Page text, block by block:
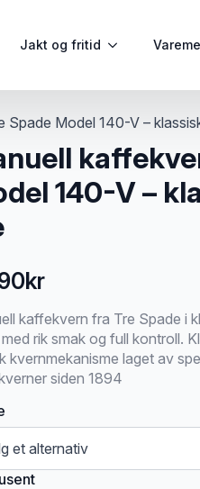
Jakt og fritid
Spade Model 140-V –
140-V –
kr
kaffekvern fra Tre Spade i
rik smak og full kontroll.
kvernmekanisme laget av
siden 1894